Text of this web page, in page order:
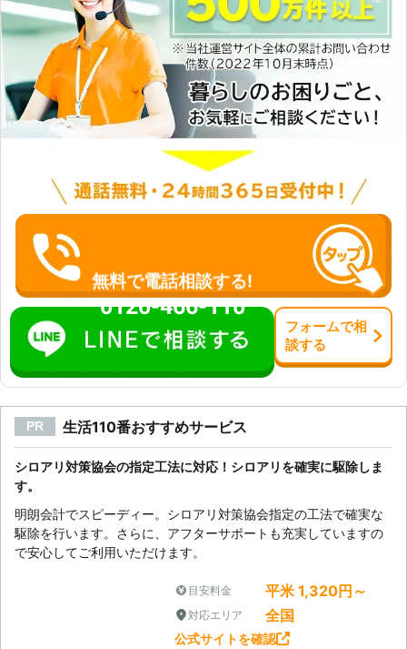
無料で電話相談する!
0120-466-110
フォームで相
談する
PR 生活110番おすすめサービス
シロアリ対策協会の指定工法に対応！シロアリを確実に駆除しま
す。
明朗会計でスピーディー。シロアリ対策協会指定の工法で確実な
駆除を行います。さらに、アフターサポートも充実していますの
で安心してご利用いただけます。
目安料金 平米 1,320円～
対応エリア 全国
公式サイトを確認